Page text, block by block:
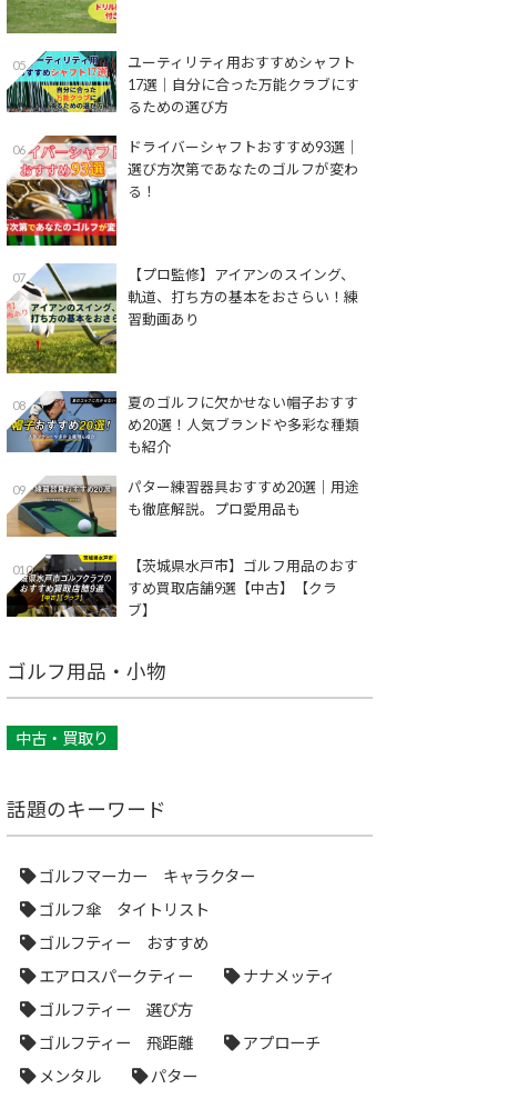
05
ユーティリティ用おすすめシャフト
17選│自分に合った万能クラブにす
るための選び方
06
ドライバーシャフトおすすめ93選│
選び方次第であなたのゴルフが変わ
る！
07
【プロ監修】アイアンのスイング、
軌道、打ち方の基本をおさらい！練
習動画あり
08
夏のゴルフに欠かせない帽子おすす
め20選！人気ブランドや多彩な種類
も紹介
09
パター練習器具おすすめ20選｜用途
も徹底解説。プロ愛用品も
010
【茨城県水戸市】ゴルフ用品のおす
すめ買取店舗9選【中古】【クラ
ブ】
ゴルフ用品・小物
中古・買取り
話題のキーワード
ゴルフマーカー キャラクター
ゴルフ傘 タイトリスト
ゴルフティー おすすめ
エアロスパークティー
ナナメッティ
ゴルフティー 選び方
ゴルフティー 飛距離
アプローチ
メンタル
パター